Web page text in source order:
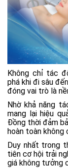
Không chỉ tác
phá khi đi sâu
đóng vai trò là
Nhờ khả năng
mang lại hiệu
Đồng thời đảm
hoàn toàn không
Duy nhất trong
tiên cơ hội trải
giá không tưởng